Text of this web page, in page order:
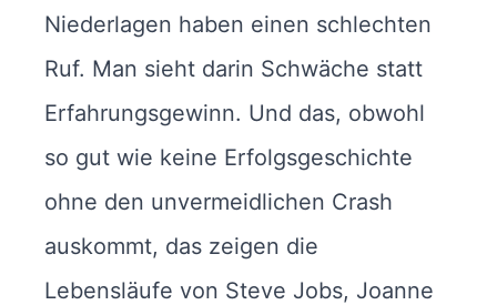
Niederlagen haben einen schlechten
Ruf. Man sieht darin Schwäche statt
Erfahrungsgewinn. Und das, obwohl
so gut wie keine Erfolgsgeschichte
ohne den unvermeidlichen Crash
auskommt, das zeigen die
Lebensläufe von Steve Jobs, Joanne